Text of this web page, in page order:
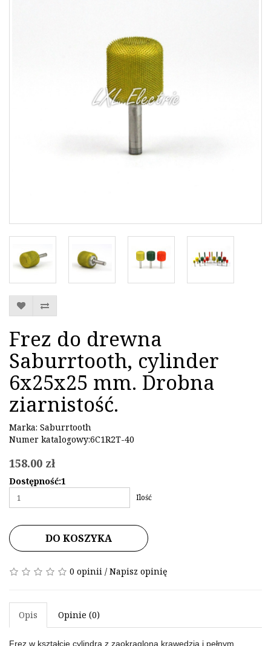
Frez do drewna
Saburrtooth, cylinder
6x25x25 mm. Drobna
ziarnistość.
Marka: Saburrtooth
Numer katalogowy:6C1R2T-40
158.00 zł
Dostępność:1
Ilość
DO KOSZYKA
0 opinii / Napisz opinię
Opis Opinie (0)
Frez w kształcie cylindra z zaokrągloną krawędzią i pełnym